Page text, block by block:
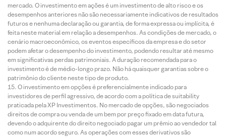
mercado. O investimento em ações é um investimento de alto risco e os
desempenhos anteriores não são necessariamente indicativos de resultados
futuros e nenhuma declaração ou garantia, de forma expressa ou implícita, é
feita neste material em relação a desempenhos. As condições de mercado, o
cenário macroeconômico, os eventos específicos da empresa e do setor
podem afetar o desempenho do investimento, podendo resultar até mesmo
em significativas perdas patrimoniais. A duração recomendada para o
investimento é de médio-longo prazo. Não há quaisquer garantias sobre o
patrimônio do cliente neste tipo de produto.
O investimento em opções é preferencialmente indicado para
investidores de perfil agressivo, de acordo com a política de suitability
praticada pela XP Investimentos. No mercado de opções, são negociados
direitos de compra ou venda de um bem por preço fixado em data futura,
devendo o adquirente do direito negociado pagar um prêmio ao vendedor tal
como num acordo seguro. As operações com esses derivativos são